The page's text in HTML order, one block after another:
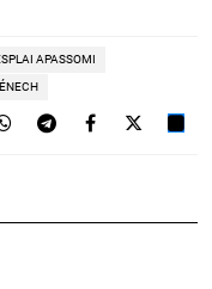
APASSOMI